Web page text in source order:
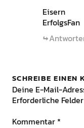
Eisern
ErfolgsFan
SCHREIBE EINEN
Deine E-Mail-
Erforderliche
Kommentar *